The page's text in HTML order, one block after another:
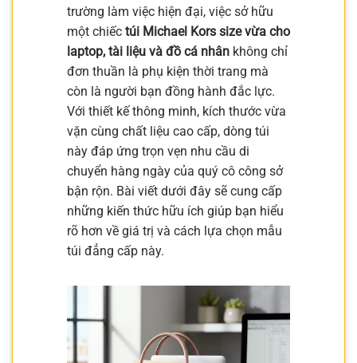
trường làm việc hiện đại, việc sở hữu
một chiếc túi Michael Kors size vừa cho
laptop, tài liệu và đồ cá nhân không chỉ
đơn thuần là phụ kiện thời trang mà
còn là người bạn đồng hành đắc lực.
Với thiết kế thông minh, kích thước vừa
vặn cùng chất liệu cao cấp, dòng túi
này đáp ứng trọn vẹn nhu cầu di
chuyển hàng ngày của quý cô công sở
bận rộn. Bài viết dưới đây sẽ cung cấp
những kiến thức hữu ích giúp bạn hiểu
rõ hơn về giá trị và cách lựa chọn mẫu
túi đẳng cấp này.